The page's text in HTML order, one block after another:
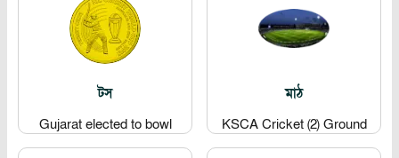
টস
Gujarat elected to bowl
মাঠ
KSCA Cricket (2) Ground